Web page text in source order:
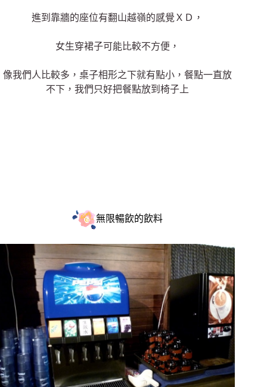
進到靠牆的座位有翻山越嶺的感覺ＸＤ，
女生穿裙子可能比較不方便，
像我們人比較多，桌子相形之下就有點小，餐點一直放
不下，我們只好把餐點放到椅子上
無限暢飲的飲料